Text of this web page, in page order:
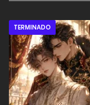
TERMINADO